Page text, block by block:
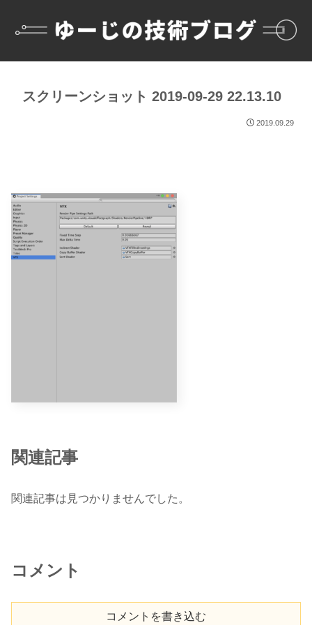
スクリーンショット 2019-09-29 22.13.10
2019.09.29
関連記事
関連記事は見つかりませんでした。
コメント
コメントを書き込む